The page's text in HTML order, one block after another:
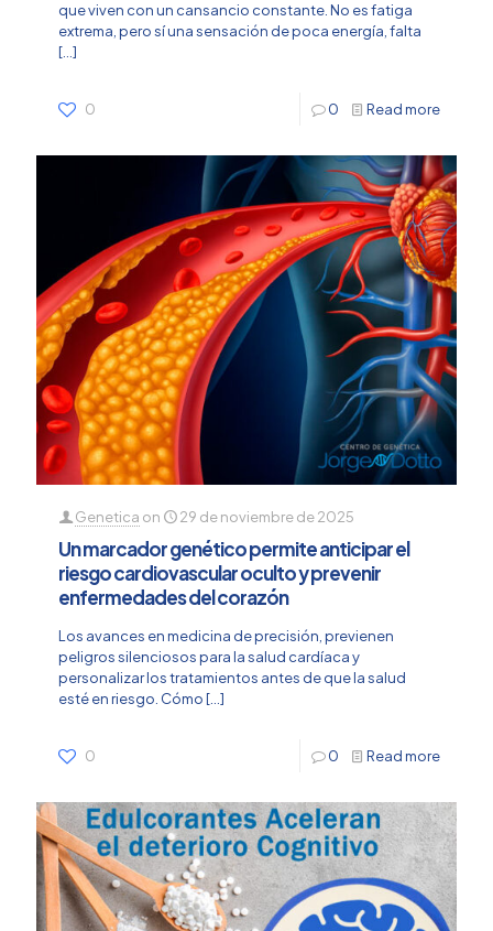
que viven con un cansancio constante. No es fatiga
extrema, pero sí una sensación de poca energía, falta
[…]
0 0 Read more
Genetica on 29 de noviembre de 2025
Un marcador genético permite anticipar el
riesgo cardiovascular oculto y prevenir
enfermedades del corazón
Los avances en medicina de precisión, previenen
peligros silenciosos para la salud cardíaca y
personalizar los tratamientos antes de que la salud
esté en riesgo. Cómo[…]
0 0 Read more